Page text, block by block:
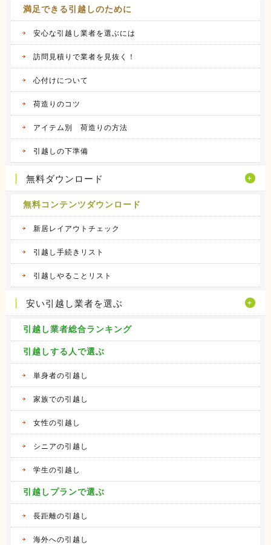
満足できる引越しのために
安心な引越し業者を選ぶには
訪問見積りで業者を見抜く！
心付けについて
荷造りのコツ
アイテム別 荷造りの方法
引越しの下準備
無料ダウンロード
無料コンテンツダウンロード
新居レイアウトチェック
引越し手続きリスト
引越しやることリスト
安い引越し業者を選ぶ
引越し業者総合ランキング
引越しする人で選ぶ
単身者の引越し
家族での引越し
女性の引越し
シニアの引越し
学生の引越し
引越しプランで選ぶ
長距離の引越し
海外への引越し